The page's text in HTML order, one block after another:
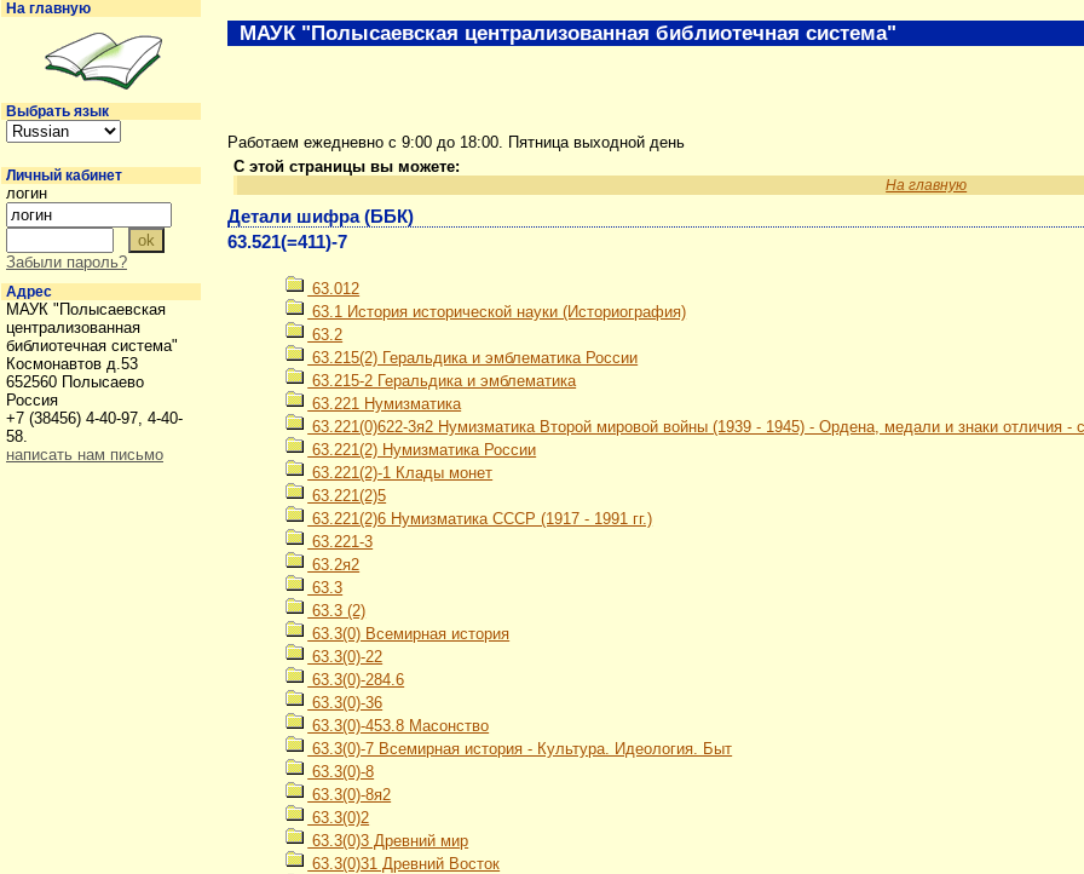
Работаем ежедневно с 9:00 до 18:00. Пятница выходной день
С этой страницы вы можете:
На главную
Детали шифра (ББК)
63.521(=411)-7
63.012
63.1 История исторической науки (Историография)
63.2
63.215(2) Геральдика и эмблематика России
63.215-2 Геральдика и эмблематика
63.221 Нумизматика
63.221(0)622-3я2 Нумизматика Второй мировой войны (1939 - 1945) - Ордена, медали и знаки отличия -
63.221(2) Нумизматика России
63.221(2)-1 Клады монет
63.221(2)5
63.221(2)6 Нумизматика СССР (1917 - 1991 гг.)
63.221-3
63.2я2
63.3
63.3 (2)
63.3(0) Всемирная история
63.3(0)-22
63.3(0)-284.6
63.3(0)-36
63.3(0)-453.8 Масонство
63.3(0)-7 Всемирная история - Культура. Идеология. Быт
63.3(0)-8
63.3(0)-8я2
63.3(0)2
63.3(0)3 Древний мир
63.3(0)31 Древний Восток
МАУК "Полысаевская централизованная библиотечная система"
На главную
Выбрать язык
Личный кабинет
логин
Забыли пароль?
Адрес
МАУК "Полысаевская
централизованная
библиотечная система"
Космонавтов д.53
652560 Полысаево
Россия
+7 (38456) 4-40-97, 4-40-
58.
написать нам письмо